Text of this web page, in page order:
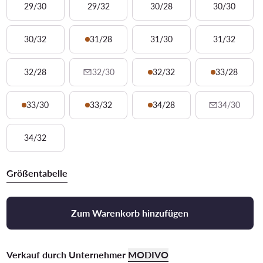
29/30 29/32 30/28 30/30
30/32 31/28 31/30 31/32
32/28 32/30 32/32 33/28
33/30 33/32 34/28 34/30
34/32
Größentabelle
Zum Warenkorb hinzufügen
Verkauf durch Unternehmer MODIVO